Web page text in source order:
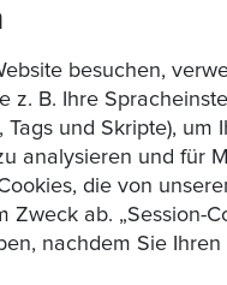
besuchen,
z. B. Ihre
und Skripte), um
analysieren und für
die von
ab. „Session-
nachdem Sie